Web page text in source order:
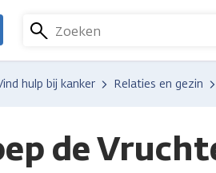
Zoeken
hulp bij kanker Relaties en gezin
de